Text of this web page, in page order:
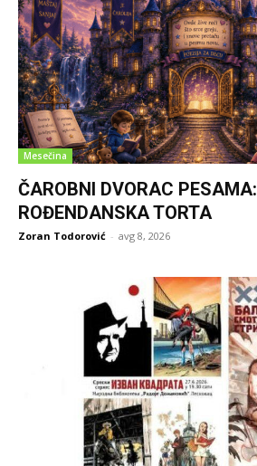
Mesečina
ČAROBNI DVORAC PESAMA:
ROĐENDANSKA TORTA
Zoran Todorović - avg 8, 2026